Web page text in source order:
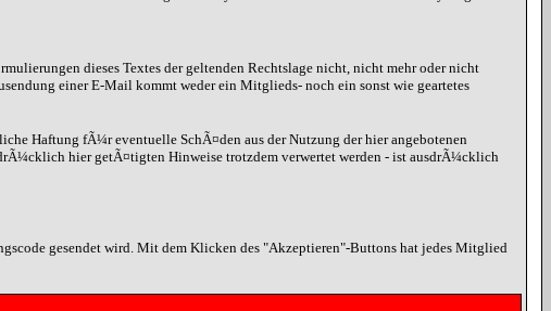
dieses Textes der geltenden Rechtslage nicht, nicht mehr oder nicht
einer E-Mail kommt weder ein Mitglieds- noch ein sonst wie geartetes
Haftung fÃ¼r eventuelle SchÃ¤den aus der Nutzung der hier angebotenen
hier getÃ¤tigten Hinweise trotzdem verwertet werden - ist ausdrÃ¼cklich
gesendet wird. Mit dem Klicken des "Akzeptieren"-Buttons hat jedes Mitglied